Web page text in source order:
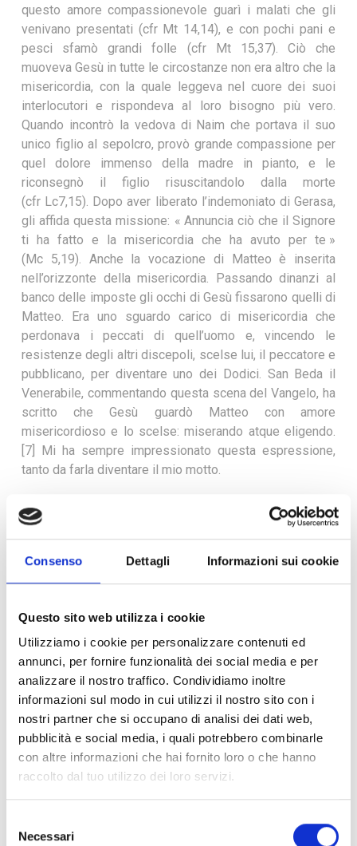
Consenso Dettagli Informazioni sui cookie
Questo sito web utilizza i cookie
Utilizziamo i cookie per personalizzare contenuti ed
annunci, per fornire funzionalità dei social media e per
analizzare il nostro traffico. Condividiamo inoltre
informazioni sul modo in cui utilizzi il nostro sito con i
nostri partner che si occupano di analisi dei dati web,
pubblicità e social media, i quali potrebbero combinarle
con altre informazioni che hai fornito loro o che hanno
raccolto dal tuo utilizzo dei loro servizi.
delNecessari
questo amore compassionevole guarì i malati che gli
venivano presentati (cfr Mt 14,14), e con pochi pani e
pesci sfamò grandi folle (cfr Mt 15,37). Ciò che
muoveva Gesù in tutte le circostanze non era altro che la
misericordia, con la quale leggeva nel cuore dei suoi
interlocutori e rispondeva al loro bisogno più vero.
Quando incontrò la vedova di Naim che portava il suo
unico figlio al sepolcro, provò grande compassione per
quel dolore immenso della madre in pianto, e le
riconsegnò il figlio risuscitandolo dalla morte
(cfr Lc7,15). Dopo aver liberato l’indemoniato di Gerasa,
gli affida questa missione: « Annuncia ciò che il Signore
ti ha fatto e la misericordia che ha avuto per te »
(Mc 5,19). Anche la vocazione di Matteo è inserita
nell’orizzonte della misericordia. Passando dinanzi al
banco delle imposte gli occhi di Gesù fissarono quelli di
Matteo. Era uno sguardo carico di misericordia che
perdonava i peccati di quell’uomo e, vincendo le
resistenze degli altri discepoli, scelse lui, il peccatore e
pubblicano, per diventare uno dei Dodici. San Beda il
Venerabile, commentando questa scena del Vangelo, ha
scritto che Gesù guardò Matteo con amore
misericordioso e lo scelse: miserando atque eligendo.
[7] Mi ha sempre impressionato questa espressione,
tanto da farla diventare il mio motto.
la natura di Dio come quella di un Padre che non si dà
mai per vinto fino a quando non ha dissolto il peccato e
vinto il rifiuto, con la compassione e la misericordia.
del padre e i due figli (cfr Lc 15,1-32). In queste
parabole, Dio viene sempre presentato come colmo di
gioia, soprattutto quando perdona. In esse troviamo il
nucleo del Vangelo e della nostra fede, perché la
misericordia è presentata come la forza che tutto vince,
che riempie il cuore di amore e che consola con il
perdono.
Da un’altra parabola, inoltre, ricaviamo un insegnamento
per il nostro stile di vita cristiano. Provocato dalla
domanda di Pietro su quante volte fosse necessario
perdonare, Gesù rispose: « Non ti dico fino a sette volte,
ma fino a settanta volte sette » (Mt 18,22), e raccontò la